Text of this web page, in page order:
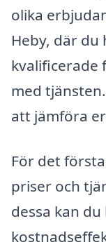
olika
Heby, där
kvalificerade
med
att jämföra
För det
priser och
dessa kan